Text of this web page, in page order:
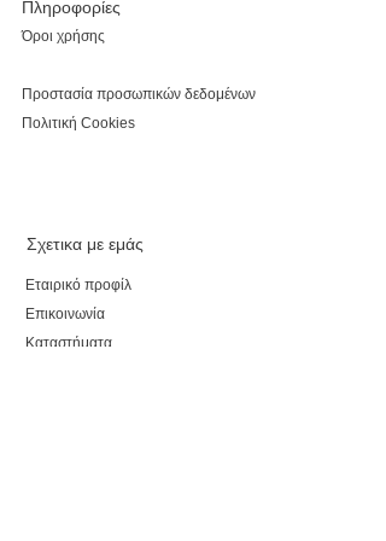
Πληροφορίες
Όροι χρήσης
Προστασία προσωπικών δεδομένων
Πολιτική Cookies
Σχετικα με εμάς
Εταιρικό προφίλ
Επικοινωνία
Καταστήματα